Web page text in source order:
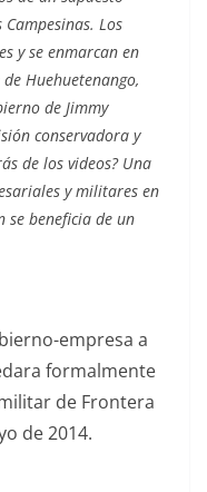
Los
y se enmarcan en
Huehuetenango,
de Jimmy
conservadora y
de los videos? Una
y militares en
se beneficia de un
empresa a
formalmente
de Frontera
de 2014.